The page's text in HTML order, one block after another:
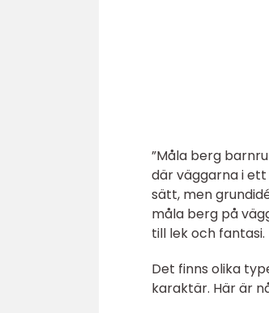
”Måla berg
där väggarna i
sätt, men
måla berg på
till lek och fantasi.
Det finns olika
karaktär. Här är